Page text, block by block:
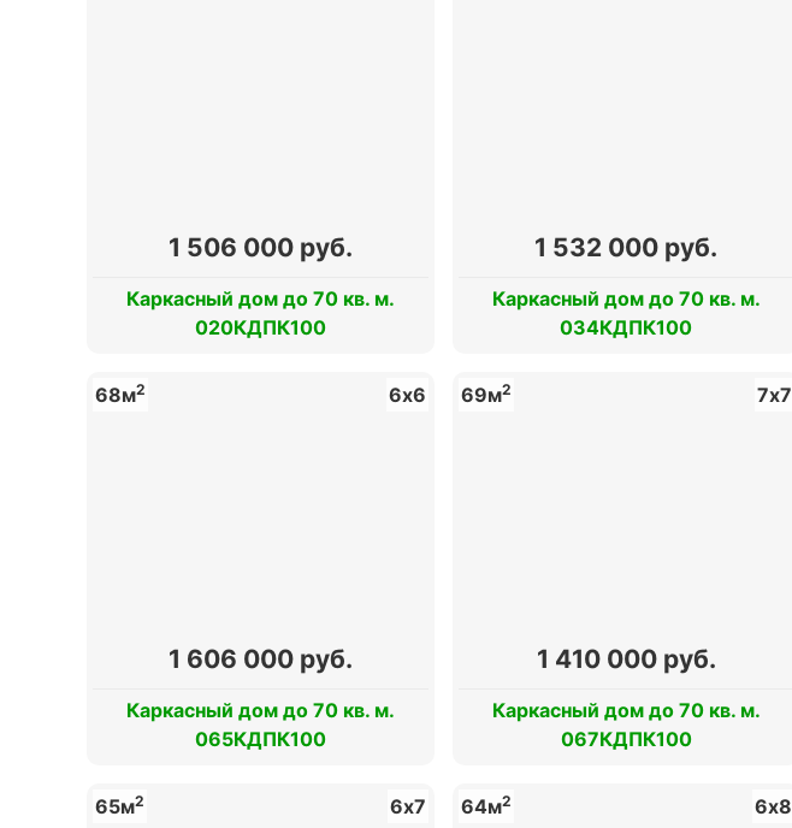
1 506 000 руб.
Каркасный дом до 70 кв. м.
020КДПК100
1 532 000 руб.
Каркасный дом до 70 кв. м.
034КДПК100
68м2 6х6
1 606 000 руб.
Каркасный дом до 70 кв. м.
065КДПК100
69м2 7х7
1 410 000 руб.
Каркасный дом до 70 кв. м.
067КДПК100
65м2 6х7 64м2 6х8